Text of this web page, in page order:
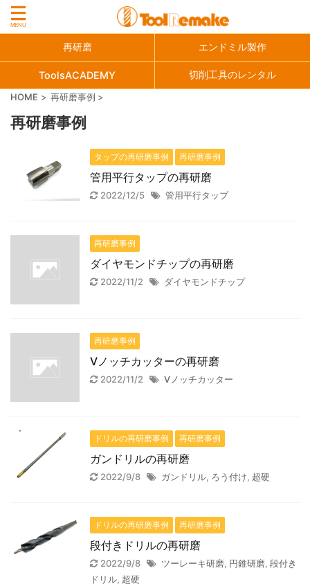
再研磨 エンドミル製作
ToolsACADEMY 切削工具のレンタル
HOME > 再研磨事例 >
再研磨事例
タップの再研磨事例 再研磨事例
管用平行タップの再研磨
2022/12/5 管用平行タップ
再研磨事例
ダイヤモンドチップの再研磨
2022/11/2 ダイヤモンドチップ
再研磨事例
Vノッチカッターの再研磨
2022/11/2 Vノッチカッター
ドリルの再研磨事例 再研磨事例
ガンドリルの再研磨
2022/9/8 ガンドリル ろう付け 超硬
ドリルの再研磨事例 再研磨事例
段付きドリルの再研磨
2022/9/8 ツーレーキ研磨 円錐研磨 段付き
ドリル 超硬